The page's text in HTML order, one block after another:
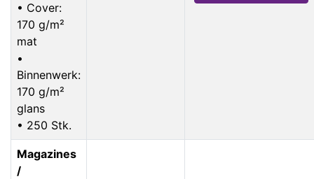
• Cover:
170 g/m²
mat
•
Binnenwerk:
170 g/m²
glans
• 250 Stk.
Magazines
/